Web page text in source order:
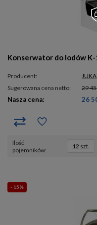
Konserwator do lodów K-
Producent:
JUKA
Sugerowana cena netto:
29
Nasza cena: 26
ilość
pojemników
12 szt.
- 15%